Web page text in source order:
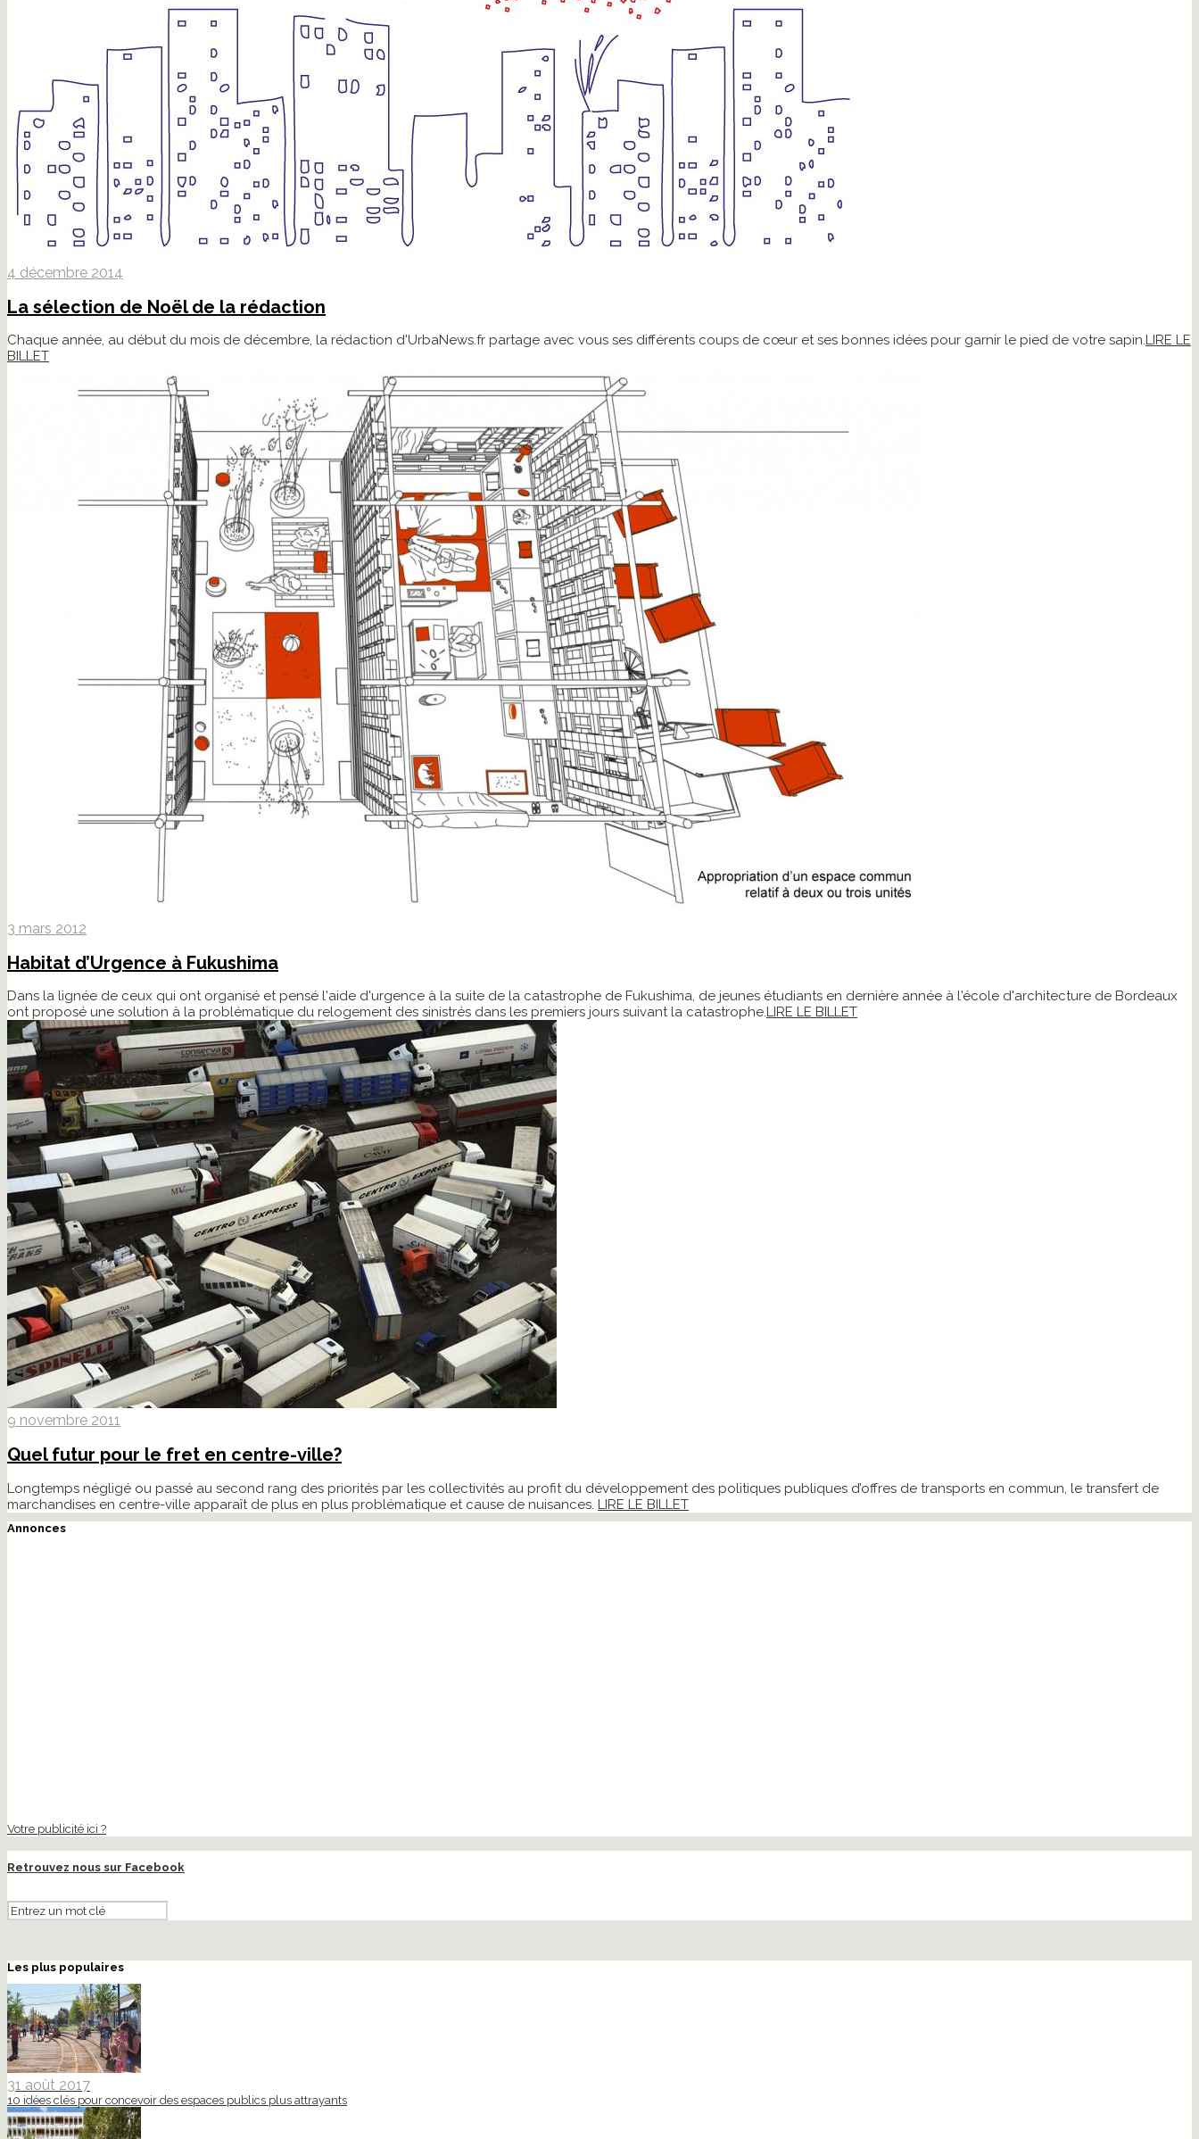
4 décembre 2014
La sélection de Noël de la rédaction
Chaque année, au début du mois de décembre, la rédaction d'UrbaNews.fr partage avec vous ses différents coups de cœur et ses bonnes idées pour garnir le pied de votre sapin.LIRE LE
BILLET
3 mars 2012
Habitat d’Urgence à Fukushima
Dans la lignée de ceux qui ont organisé et pensé l'aide d'urgence à la suite de la catastrophe de Fukushima, de jeunes étudiants en dernière année à l'école d'architecture de Bordeaux
ont proposé une solution à la problématique du relogement des sinistrés dans les premiers jours suivant la catastrophe.LIRE LE BILLET
9 novembre 2011
Quel futur pour le fret en centre-ville?
Longtemps négligé ou passé au second rang des priorités par les collectivités au profit du développement des politiques publiques d’offres de transports en commun, le transfert de
marchandises en centre-ville apparaît de plus en plus problématique et cause de nuisances. LIRE LE BILLET
Annonces
Votre publicité ici ?
Retrouvez nous sur Facebook
Les plus populaires
31 août 2017
10 idées clés pour concevoir des espaces publics plus attrayants